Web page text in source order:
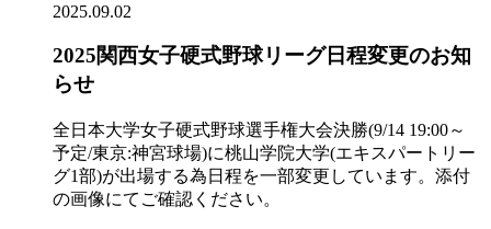
2025.09.02
2025関西女子硬式野球リーグ日程変更のお知
らせ
全日本大学女子硬式野球選手権大会決勝(9/14 19:00～
予定/東京:神宮球場)に桃山学院大学(エキスパートリー
グ1部)が出場する為日程を一部変更しています。添付
の画像にてご確認ください。